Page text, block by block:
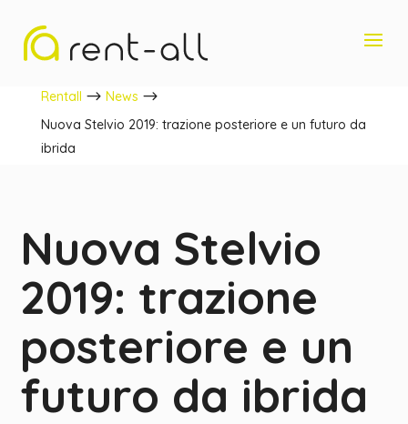
Rentall $ News $
Nuova Stelvio 2019: trazione posteriore e un futuro da
ibrida
Nuova Stelvio
2019: trazione
posteriore e un
futuro da ibrida